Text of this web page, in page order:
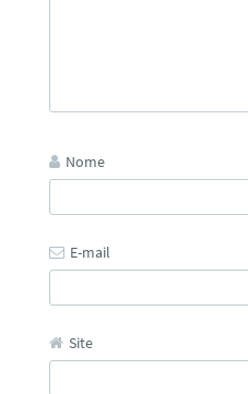
Nome
E-mail
Site